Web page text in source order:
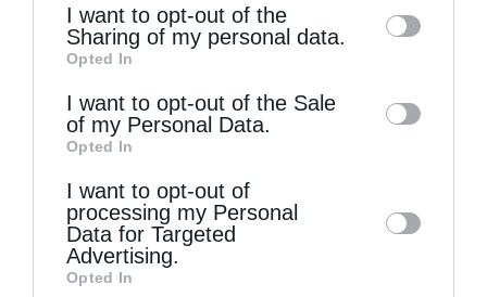
information by third parties on the IAB’s list
of downstream participants. This
information may also be disclosed by us to
third parties on theIAB’s List of
Downstream Participants
disclose it to other third parties.
I want to opt-out of the
Sharing of my personal data.
Opted In
I want to opt-out of the Sale
of my Personal Data.
Opted In
I want to opt-out of
processing my Personal
Data for Targeted
Advertising.
Opted In
Μακριά από τον Χριστό